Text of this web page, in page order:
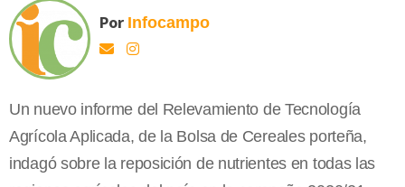
Por Infocampo
Un nuevo informe del Relevamiento de Tecnología
Agrícola Aplicada, de la Bolsa de Cereales porteña,
indagó sobre la reposición de nutrientes en todas las